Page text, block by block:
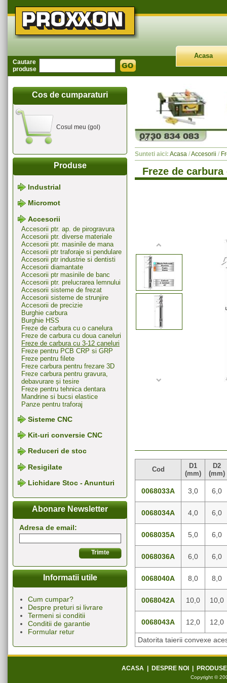
Cautare
produse
Acasa
Cos de cumparaturi
Cosul meu (gol)
Produse
Industrial
Micromot
Accesorii
Accesorii ptr. ap. de pirogravura
Accesorii ptr. diverse materiale
Accesorii ptr. masinile de mana
Accesorii ptr traforaje si pendulare
Accesorii ptr industrie si dentisti
Accesorii diamantate
Accesorii ptr masinile de banc
Accesorii ptr. prelucrarea lemnului
Accesorii sisteme de frezat
Accesorii sisteme de strunjire
Accesorii de precizie
Burghie carbura
Burghie HSS
Freze de carbura cu o canelura
Freze de carbura cu doua caneluri
Freze de carbura cu 3-12 caneluri
Freze pentru PCB CRP si GRP
Freze pentru filete
Freze carbura pentru frezare 3D
Freze carbura pentru gravura,
debavurare și tesire
Freze pentru tehnica dentara
Mandrine si bucsi elastice
Panze pentru traforaj
Sisteme CNC
Kit-uri conversie CNC
Reduceri de stoc
Resigilate
Lichidare Stoc - Anunturi
Abonare Newsletter
Adresa de email:
Informatii utile
Cum cumpar?
Despre preturi si livrare
Termeni si conditii
Conditii de garantie
Formular retur
Sunteti aici: Acasa /Accesorii /
Freze de
Cod
D1
(mm)
D2
(mm)
0068033A 3,0 6,0
0068034A 4,0 6,0
0068035A 5,0 6,0
0068036A 6,0 6,0
0068040A 8,0 8,0
0068042A 10,0 10,0
0068043A 12,0 12,0
Datorita taierii convexe
ACASA DESPRE NOI
Copyright ©